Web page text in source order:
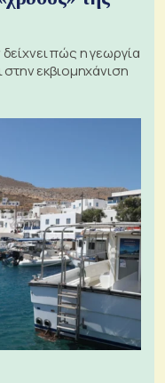
πώς η γεωργία
εκβιομηχάνιση